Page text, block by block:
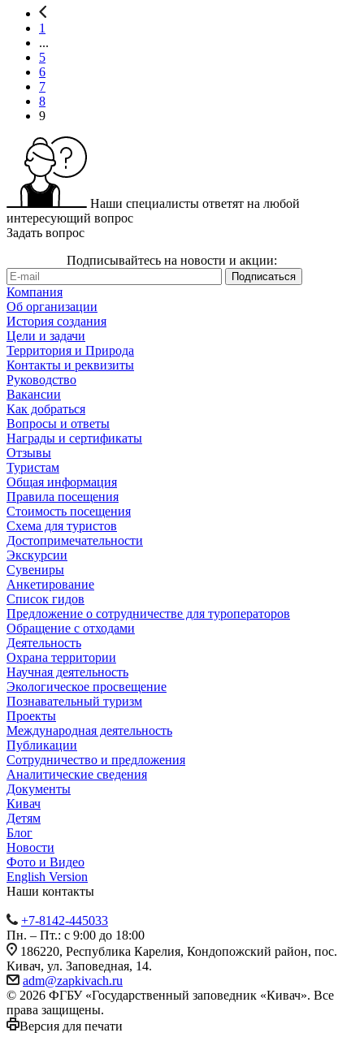
1
...
5
6
7
8
9
Наши специалисты ответят на любой
интересующий вопрос
Задать вопрос
Подписывайтесь на новости и акции:
Компания
Об организации
История создания
Цели и задачи
Территория и Природа
Контакты и реквизиты
Руководство
Вакансии
Как добраться
Вопросы и ответы
Награды и сертификаты
Отзывы
Туристам
Общая информация
Правила посещения
Стоимость посещения
Схема для туристов
Достопримечательности
Экскурсии
Сувениры
Анкетирование
Список гидов
Предложение о сотрудничестве для туроператоров
Обращение с отходами
Деятельность
Охрана территории
Научная деятельность
Экологическое просвещение
Познавательный туризм
Проекты
Международная деятельность
Публикации
Сотрудничество и предложения
Аналитические сведения
Документы
Кивач
Детям
Блог
Новости
Фото и Видео
English Version
Наши контакты
+7-8142-445033
Пн. – Пт.: с 9:00 до 18:00
186220, Республика Карелия, Кондопожский район, пос.
Кивач, ул. Заповедная, 14.
adm@zapkivach.ru
© 2026 ФГБУ «Государственный заповедник «Кивач». Все
права защищены.
Версия для печати